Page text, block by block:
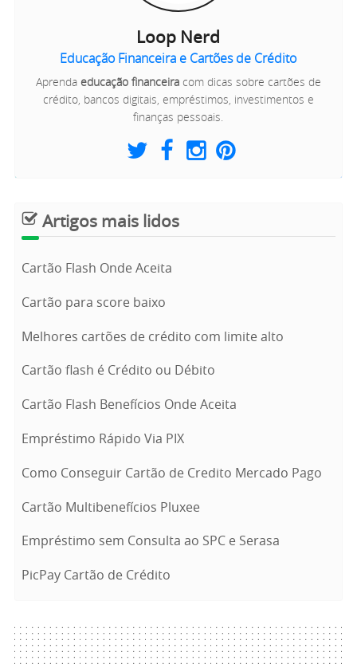
Loop Nerd
Educação Financeira e Cartões de Crédito
Aprenda educação financeiracom dicas sobre cartões de
crédito, bancos digitais, empréstimos, investimentos e
finanças pessoais.
Artigos mais lidos
Cartão Flash Onde Aceita
Cartão para score baixo
Melhores cartões de crédito com limite alto
Cartão flash é Crédito ou Débito
Cartão Flash Benefícios Onde Aceita
Empréstimo Rápido Via PIX
Como Conseguir Cartão de Credito Mercado Pago
Cartão Multibenefícios Pluxee
Empréstimo sem Consulta ao SPC e Serasa
PicPay Cartão de Crédito